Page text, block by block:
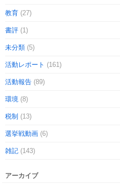
教育 (27)
書評 (1)
未分類 (5)
活動レポート (161)
活動報告 (89)
環境 (8)
税制 (13)
選挙戦動画 (6)
雑記 (143)
アーカイブ